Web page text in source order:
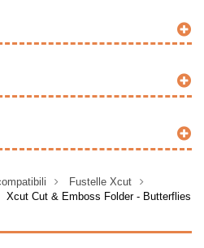
>
Fustelle Xcut
Xcut Cut & Emboss Folder - Butterflies